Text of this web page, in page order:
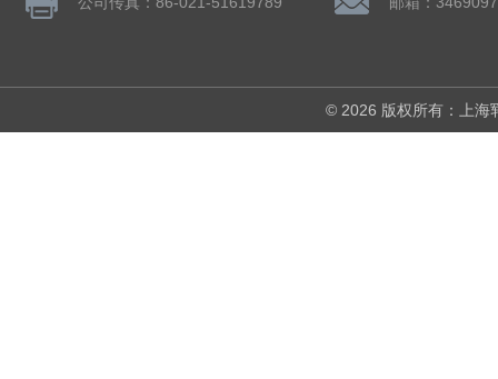
© 2026 版权所有：上